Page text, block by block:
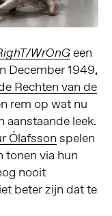
WrOnGeen
December 1949,
Rechten van de
rem op wat nu
aanstaande leek.
Ólafsson spelen
tonen via hun
nooit
beter zijn dat te